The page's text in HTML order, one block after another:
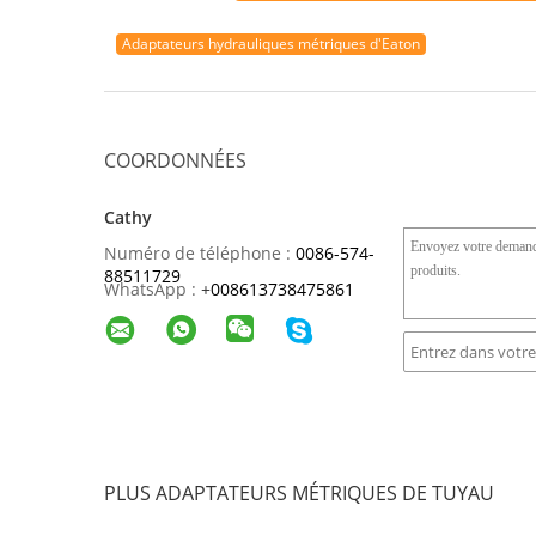
Adaptateurs hydrauliques métriques d'Eaton
COORDONNÉES
Cathy
Numéro de téléphone : 0086-574-
88511729
WhatsApp : +008613738475861
PLUS ADAPTATEURS MÉTRIQUES DE TUYAU